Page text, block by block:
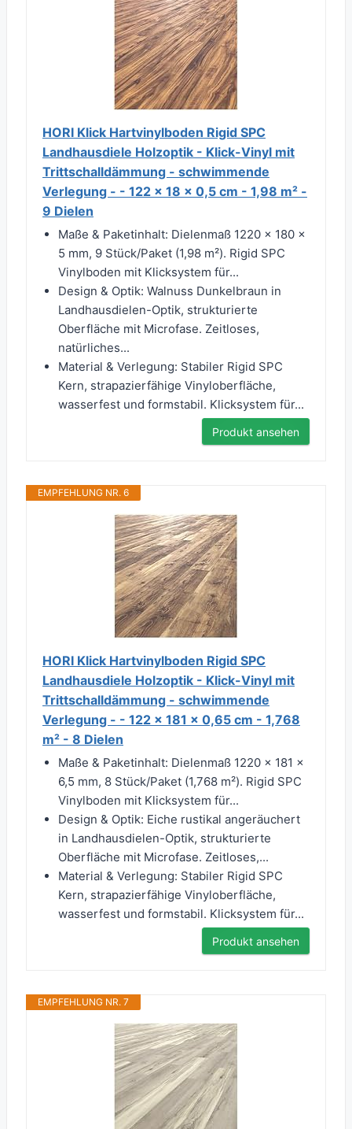
HORI Klick Hartvinylboden Rigid SPC
Landhausdiele Holzoptik - Klick-Vinyl mit
Trittschalldämmung - schwimmende
Verlegung - - 122 x 18 x 0,5 cm - 1,98 m² -
9 Dielen
Maße & Paketinhalt: Dielenmaß 1220 × 180 ×
5 mm, 9 Stück/Paket (1,98 m²). Rigid SPC
Vinylboden mit Klicksystem für...
Design & Optik: Walnuss Dunkelbraun in
Landhausdielen-Optik, strukturierte
Oberfläche mit Microfase. Zeitloses,
natürliches...
Material & Verlegung: Stabiler Rigid SPC
Kern, strapazierfähige Vinyloberfläche,
wasserfest und formstabil. Klicksystem für...
Produkt ansehen
EMPFEHLUNG NR. 6
HORI Klick Hartvinylboden Rigid SPC
Landhausdiele Holzoptik - Klick-Vinyl mit
Trittschalldämmung - schwimmende
Verlegung - - 122 x 181 x 0,65 cm - 1,768
m² - 8 Dielen
Maße & Paketinhalt: Dielenmaß 1220 × 181 ×
6,5 mm, 8 Stück/Paket (1,768 m²). Rigid SPC
Vinylboden mit Klicksystem für...
Design & Optik: Eiche rustikal angeräuchert
in Landhausdielen-Optik, strukturierte
Oberfläche mit Microfase. Zeitloses,...
Material & Verlegung: Stabiler Rigid SPC
Kern, strapazierfähige Vinyloberfläche,
wasserfest und formstabil. Klicksystem für...
Produkt ansehen
EMPFEHLUNG NR. 7